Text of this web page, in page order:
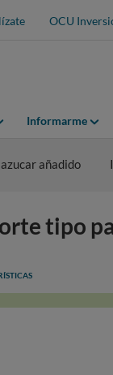
OCU
Informarme
añadido
tipo